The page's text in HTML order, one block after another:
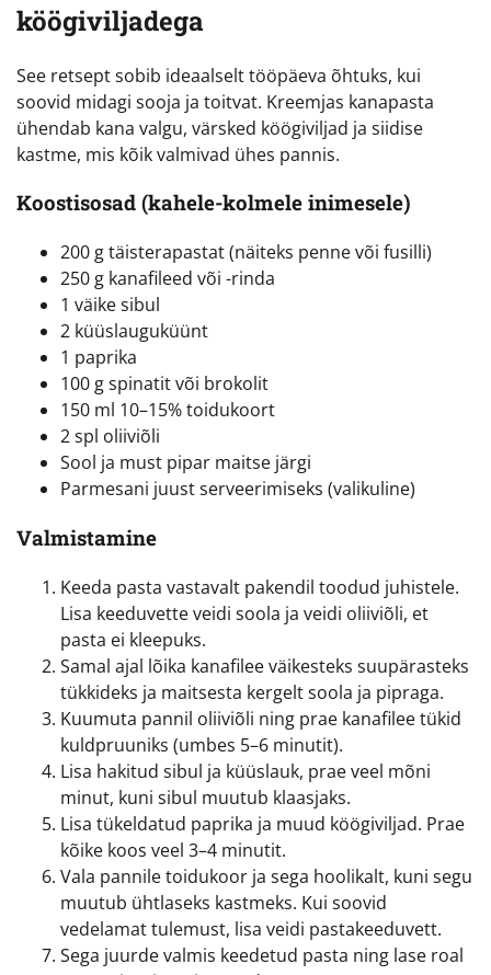
köögiviljadega
See retsept sobib ideaalselt tööpäeva õhtuks, kui
soovid midagi sooja ja toitvat. Kreemjas kanapasta
ühendab kana valgu, värsked köögiviljad ja siidise
kastme, mis kõik valmivad ühes pannis.
Koostisosad (kahele-kolmele inimesele)
200 g täisterapastat (näiteks penne või fusilli)
250 g kanafileed või -rinda
1 väike sibul
2 küüslauguküünt
1 paprika
100 g spinatit või brokolit
150 ml 10–15% toidukoort
2 spl oliiviõli
Sool ja must pipar maitse järgi
Parmesani juust serveerimiseks (valikuline)
Valmistamine
Keeda pasta vastavalt pakendil toodud juhistele.
Lisa keeduvette veidi soola ja veidi oliiviõli, et
pasta ei kleepuks.
Samal ajal lõika kanafilee väikesteks suupärasteks
tükkideks ja maitsesta kergelt soola ja pipraga.
Kuumuta pannil oliiviõli ning prae kanafilee tükid
kuldpruuniks (umbes 5–6 minutit).
Lisa hakitud sibul ja küüslauk, prae veel mõni
minut, kuni sibul muutub klaasjaks.
Lisa tükeldatud paprika ja muud köögiviljad. Prae
kõike koos veel 3–4 minutit.
Vala pannile toidukoor ja sega hoolikalt, kuni segu
muutub ühtlaseks kastmeks. Kui soovid
vedelamat tulemust, lisa veidi pastakeeduvett.
Sega juurde valmis keedetud pasta ning lase roal